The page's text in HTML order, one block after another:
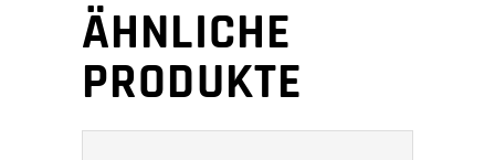
ÄHNLICHE
PRODUKTE